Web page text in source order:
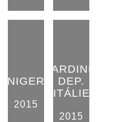
NIGER
2015
SARDINIE
DEP.
ITÁLIE
2015